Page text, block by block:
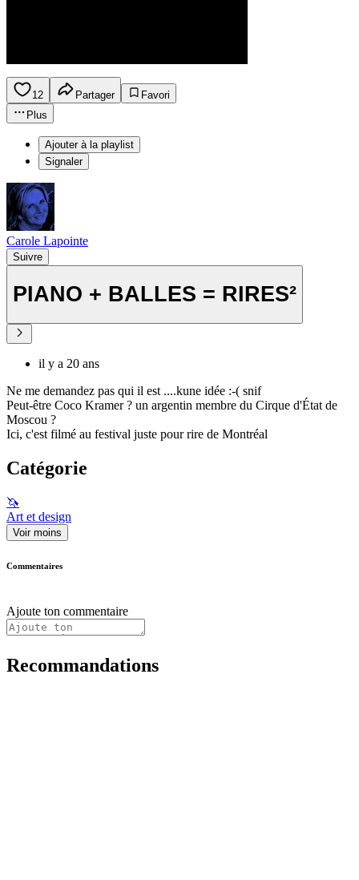
12 Partager
Favori
Plus
Ajouter à la playlist
Signaler
Carole Lapointe
Suivre
PIANO + BALLES = RIRES²
il y a 20 ans
Ne me demandez pas qui il est ....kune idée :-( snif
Peut-être Coco Kramer ? un argentin membre du Cirque d'État de
Moscou ?
Ici, c'est filmé au festival juste pour rire de Montréal
Catégorie
🦄
Art et design
Voir moins
Commentaires
Ajoute ton commentaire
Recommandations